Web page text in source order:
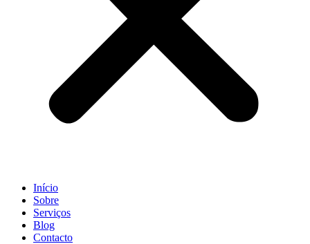
Início
Sobre
Serviços
Blog
Contacto